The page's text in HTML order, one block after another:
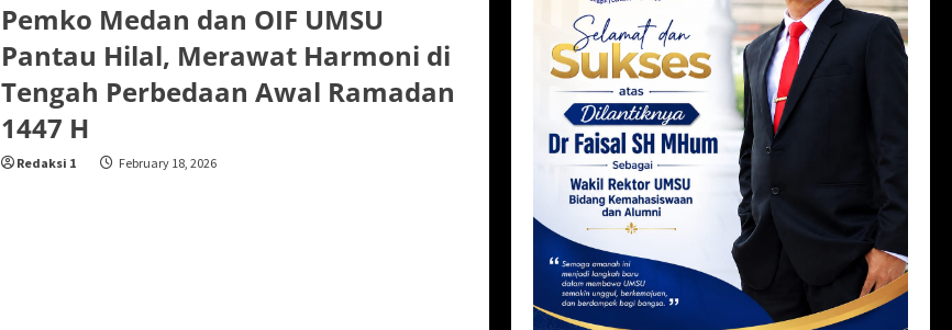
Pemko Medan dan OIF UMSU
Pantau Hilal, Merawat Harmoni di
Tengah Perbedaan Awal Ramadan
1447 H
Redaksi 1 February 18, 2026